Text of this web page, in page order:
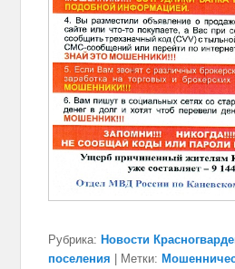
Рубрика: Новости
поселения
Метки: